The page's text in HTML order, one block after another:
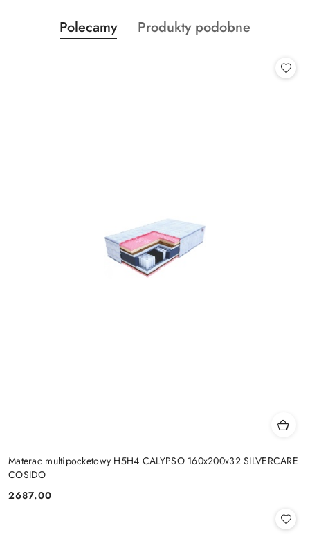
Pomiń karuzelę produktów
Produkty
o
Polecamy
Produkty
Produkty podobne
Materac multipocketowy H5H4 CALYPSO 160x200x32 SILVERCARE
COSIDO
Cena:
2687.00